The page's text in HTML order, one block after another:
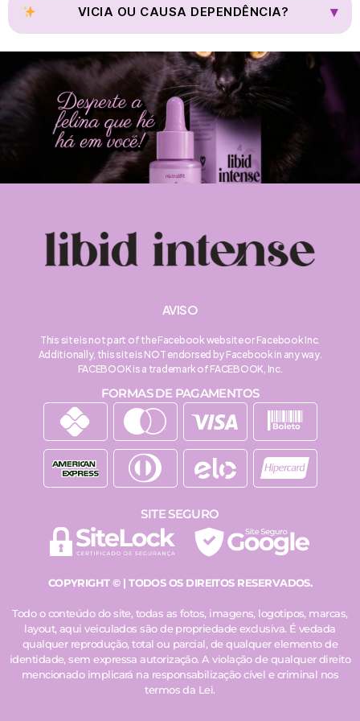
respeitar a privacidade da mulher.
VICIA OU CAUSA DEPENDÊNCIA? ▾
forma consciente como aliado do bem-estar feminino.
AVISO
This site is not part of the Facebook website or Facebook Inc.
Additionally, this site is NOT endorsed by Facebook in any way.
FACEBOOK is a trademark of FACEBOOK, Inc.
FORMAS DE PAGAMENTOS
SITE SEGURO
COPYRIGHT © | TODOS OS DIREITOS RESERVADOS.
Todo o conteúdo do site, todas as fotos, imagens, logotipos, marcas,
layout, aqui veiculados são de propriedade exclusiva. É vedada
qualquer reprodução, total ou parcial, de qualquer elemento de
identidade, sem expressa autorização. A violação de qualquer direito
mencionado implicará na responsabilização cível e criminal nos
termos da Lei.